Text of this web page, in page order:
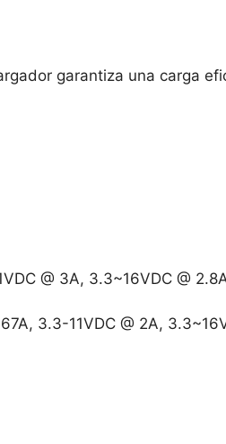
garantiza una carga
@ 3A, 3.3~16VDC @
3.3-11VDC @ 2A,